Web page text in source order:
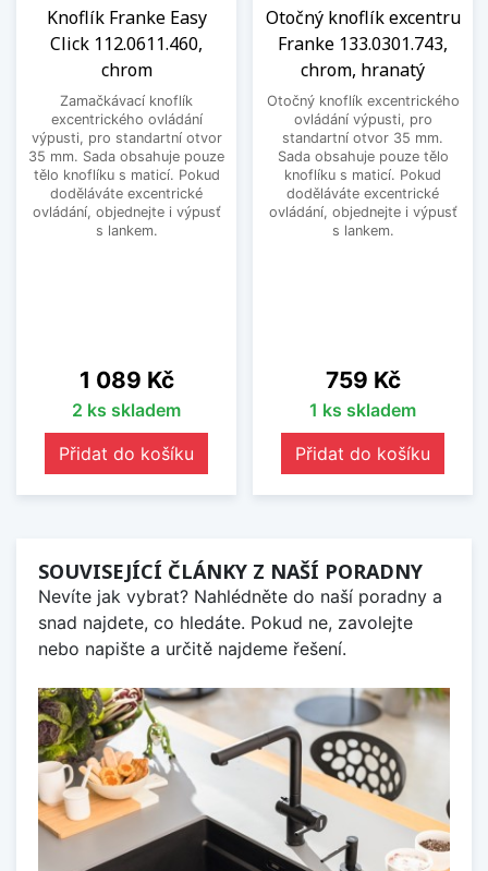
Knoflík Franke Easy
Click 112.0611.460,
chrom
Zamačkávací knoflík
excentrického ovládání
výpusti, pro standartní otvor
35 mm. Sada obsahuje pouze
tělo knoflíku s maticí. Pokud
doděláváte excentrické
ovládání, objednejte i výpusť
s lankem.
Cena
1 089 Kč
2 ks skladem
Přidat do košíku
Otočný knoflík excentru
Franke 133.0301.743,
chrom, hranatý
Otočný knoflík excentrického
ovládání výpusti, pro
standartní otvor 35 mm.
Sada obsahuje pouze tělo
knoflíku s maticí. Pokud
doděláváte excentrické
ovládání, objednejte i výpusť
s lankem.
Cena
759 Kč
1 ks skladem
Přidat do košíku
SOUVISEJÍCÍ ČLÁNKY Z NAŠÍ PORADNY
Nevíte jak vybrat? Nahlédněte do naší poradny a
snad najdete, co hledáte. Pokud ne, zavolejte
nebo napište a určitě najdeme řešení.